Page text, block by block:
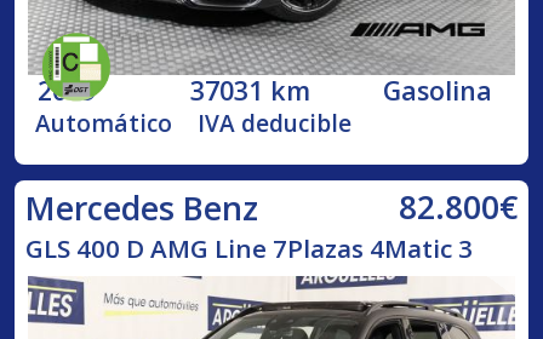
2019 37031 km Gasolina
Automático IVA deducible
Mercedes Benz 82.800€
GLS 400 D AMG Line 7Plazas 4Matic 3